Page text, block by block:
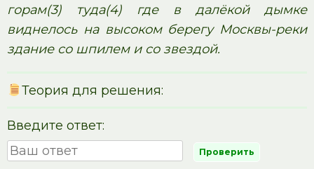
горам(3) туда(4) где в далёкой дымке
виднелось на высоком берегу Москвы-реки
здание со шпилем и со звездой.
Теория для решения:
Введите ответ: